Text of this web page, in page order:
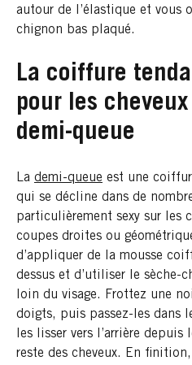
autour de l’élastique et vous
chignon bas plaqué.
La coiffure
pour les
demi-queue
La demi-queue est une
qui se décline dans de
particulièrement sexy sur les
coupes droites ou
d’appliquer de la mousse
dessus et d’utiliser le sèche-
loin du visage. Frottez une
doigts, puis passez-les dans
les lisser vers l’arrière
reste des cheveux. En